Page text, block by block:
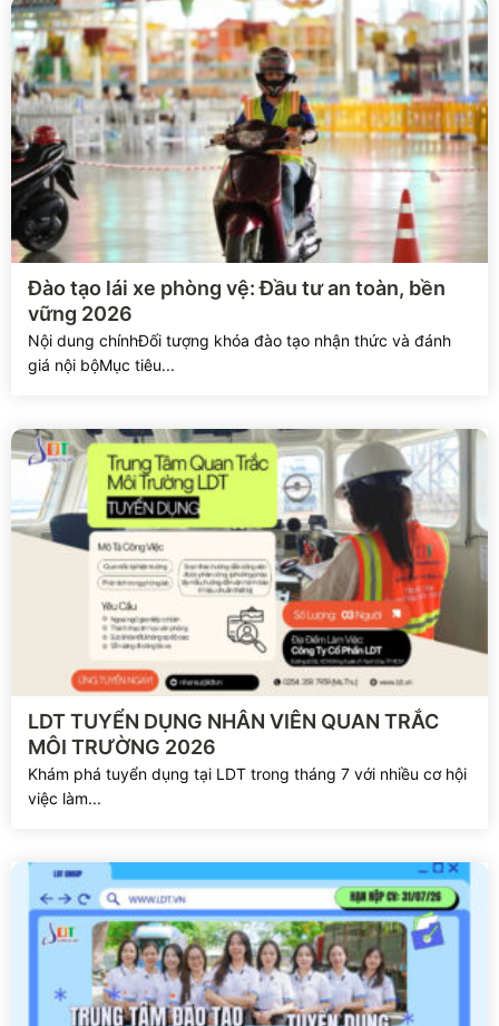
Xem chi tiết
Đào tạo lái xe phòng vệ: Đầu tư an toàn, bền
vững 2026
Nội dung chínhĐối tượng khóa đào tạo nhận thức và đánh
giá nội bộMục tiêu...
Xem chi tiết
LDT TUYỂN DỤNG NHÂN VIÊN QUAN TRẮC
MÔI TRƯỜNG 2026
Khám phá tuyển dụng tại LDT trong tháng 7 với nhiều cơ hội
việc làm...